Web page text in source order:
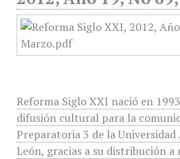
Reforma Siglo XXI nació en
difusión cultural para la
Preparatoria 3 de la
León, gracias a su distribución